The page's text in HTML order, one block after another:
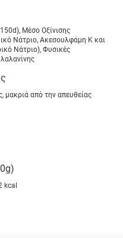
Μέσο Οξίνισης
Νάτριο, Ακεσουλφάμη Κ και
Νάτριο), Φυσικές
μακριά από την απευθείας
kcal